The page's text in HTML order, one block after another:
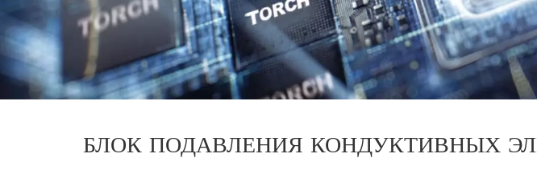
БЛОК ПОДАВЛЕНИЯ КОНДУКТИВНЫХ